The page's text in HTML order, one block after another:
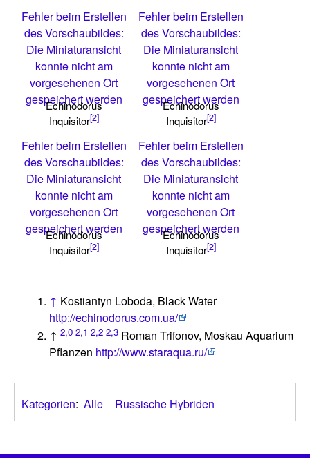
Fehler beim Erstellen
des Vorschaubildes:
Die Miniaturansicht
konnte nicht am
vorgesehenen Ort
gespeichert werden
Echinodorus
Inquisitor[2]
Fehler beim Erstellen
des Vorschaubildes:
Die Miniaturansicht
konnte nicht am
vorgesehenen Ort
gespeichert werden
Echinodorus
Inquisitor[2]
Fehler beim Erstellen
des Vorschaubildes:
Die Miniaturansicht
konnte nicht am
vorgesehenen Ort
gespeichert werden
Echinodorus
Inquisitor[2]
Fehler beim Erstellen
des Vorschaubildes:
Die Miniaturansicht
konnte nicht am
vorgesehenen Ort
gespeichert werden
Echinodorus
Inquisitor[2]
↑ Kostiantyn Loboda, Black Water
http://echinodorus.com.ua/
↑2,0 2,1 2,2 2,3 Roman Trifonov, Moskau Aquarium
Pflanzen http://www.staraqua.ru/
Kategorien: Alle Russische Hybriden